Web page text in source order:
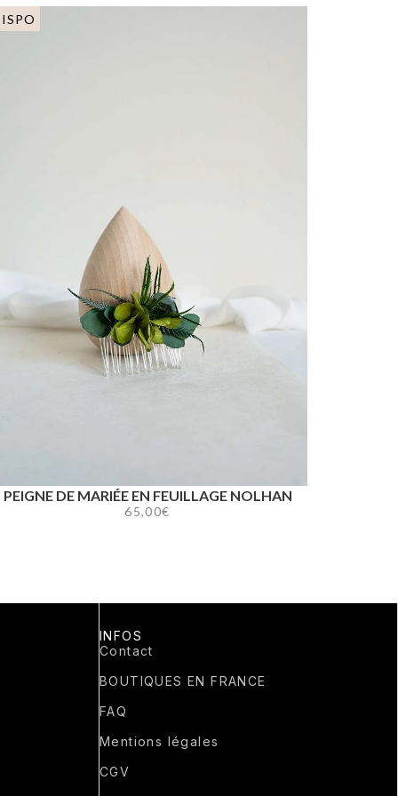
PEIGNE DE MARIÉE EN FEUILLAGE NOLHAN
65,00€
INFOS
Contact
BOUTIQUES EN FRANCE
FAQ
Mentions légales
CGV